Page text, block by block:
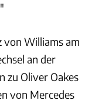
von Williams am
an der
zu Oliver Oakes
von Mercedes